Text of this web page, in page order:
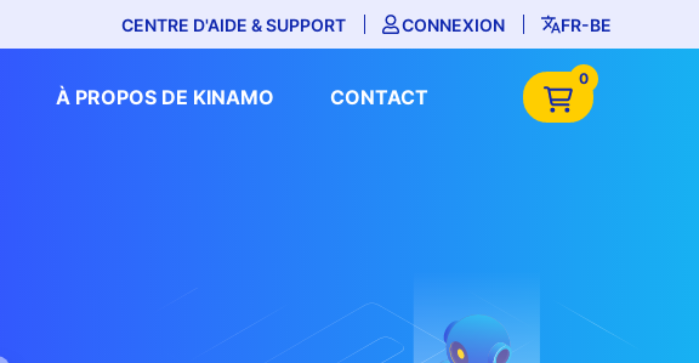
CENTRE D'AIDE & SUPPORT CONNEXION FR-BE
À PROPOS DE KINAMO CONTACT
0